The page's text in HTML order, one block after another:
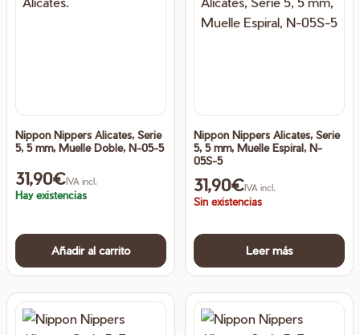
Nippon Nippers Alicates, Serie
5, 5 mm, Muelle Doble, N-05-5
31,90€IVA incl.
Hay existencias
Añadir al carrito
Nippon Nippers Alicates, Serie
5, 5 mm, Muelle Espiral, N-
05S-5
31,90€IVA incl.
Sin existencias
Leer más